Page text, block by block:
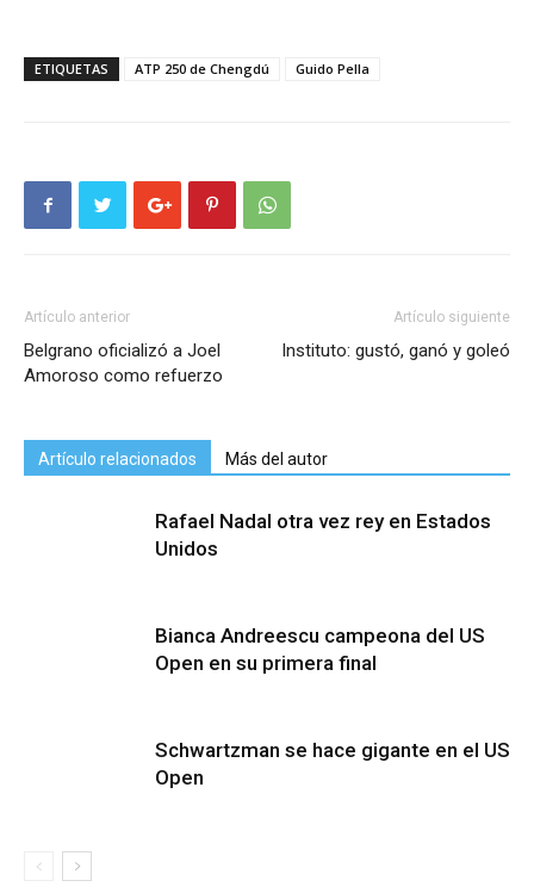
ETIQUETAS ATP 250 de Chengdú Guido Pella
Artículo anterior
Belgrano oficializó a Joel
Amoroso como refuerzo
Artículo siguiente
Instituto: gustó, ganó y goleó
Artículo relacionados Más del autor
Rafael Nadal otra vez rey en Estados
Unidos
Bianca Andreescu campeona del US
Open en su primera final
Schwartzman se hace gigante en el US
Open